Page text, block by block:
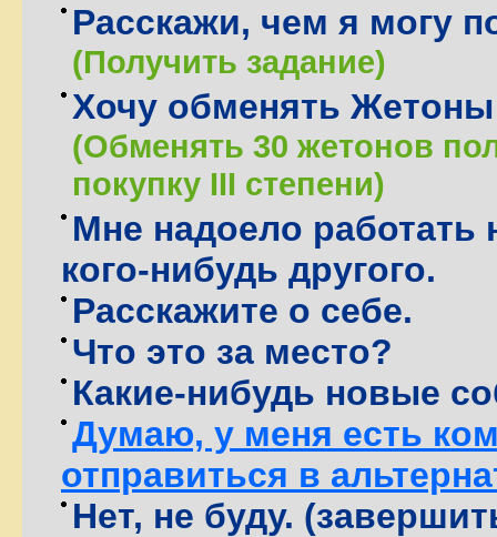
Расскажи, чем я могу
(Получить задание)
Хочу обменять
(Обменять 30 жетонов
покупку III степени)
Мне надоело работать
кого-нибудь другого.
Расскажите о себе.
Что это за место?
Какие-нибудь новые
Думаю, у меня есть
отправиться в
Нет, не буду.